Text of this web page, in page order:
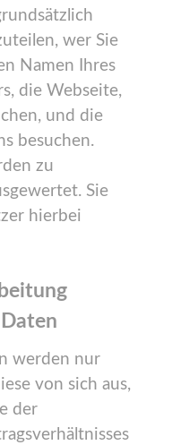
wer Sie
Namen Ihres
die Webseite,
und die
besuchen.
zu
Sie
hierbei
werden nur
von sich aus,
der